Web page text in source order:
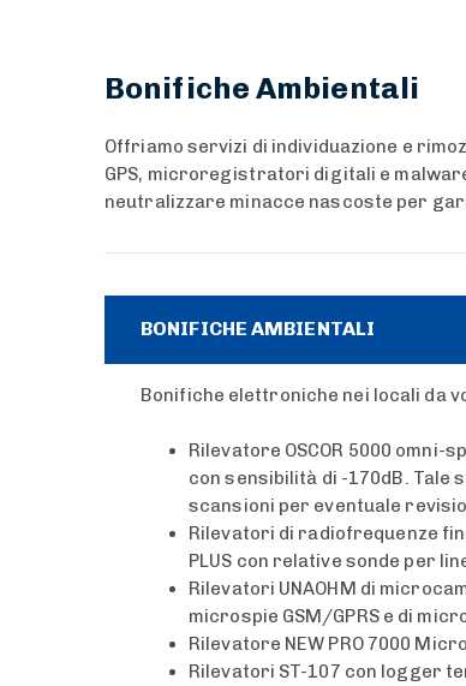
Bonifiche Ambientali
Offriamo servizi di individuazione e
GPS, microregistratori digitali e
neutralizzare minacce nascoste per
BONIFICHE AMBIENTALI
Bonifiche elettroniche nei locali da
Rilevatore OSCOR 5000
con sensibilità di -170dB. Tale
scansioni per eventuale
Rilevatori di radiofrequenze
PLUS con relative sonde per
Rilevatori UNAOHM di
microspie GSM/GPRS e di
Rilevatore NEW PRO 7000
Rilevatori ST-107 con logger